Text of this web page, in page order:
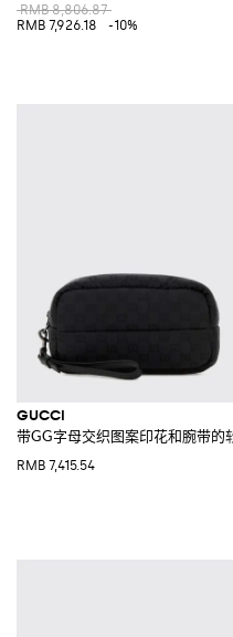
RMB 8,806.87
RMB 7,926.18
-10%
GUCCI
带GG字母交织图案印花和腕带的
RMB 7,415.54